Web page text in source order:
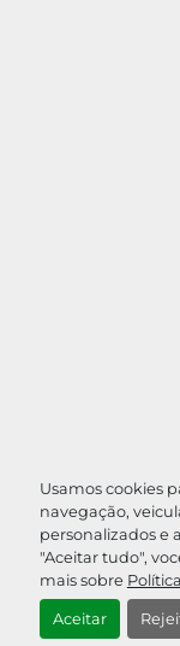
Usamos cookies
navegação,
personalizados e
"Aceitar tudo",
mais sobre
Aceitar